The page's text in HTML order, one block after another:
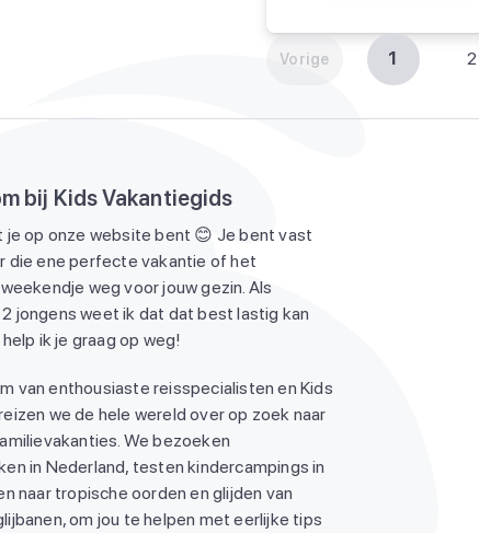
Vorige 1 2
bij Kids Vakantiegids
je op onze website bent 😊 Je bent vast
die ene perfecte vakantie of het
weg voor jouw gezin. Als
jongens weet ik dat dat best lastig kan
help ik je graag op weg!
van enthousiaste reisspecialisten en Kids
we de hele wereld over op zoek naar
We bezoeken
in Nederland, testen kindercampings in
naar tropische oorden en glijden van
om jou te helpen met eerlijke tips